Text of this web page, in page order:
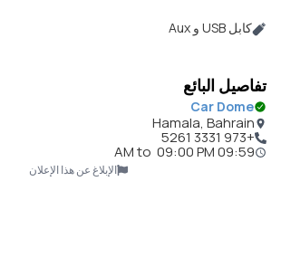
كابل USB و Aux
تفاصيل البائع
Car Dome
Hamala, Bahrain
+973 3331 5261
09:59 AM
to 09:00 PM
الإبلاغ عن هذا الإعلان